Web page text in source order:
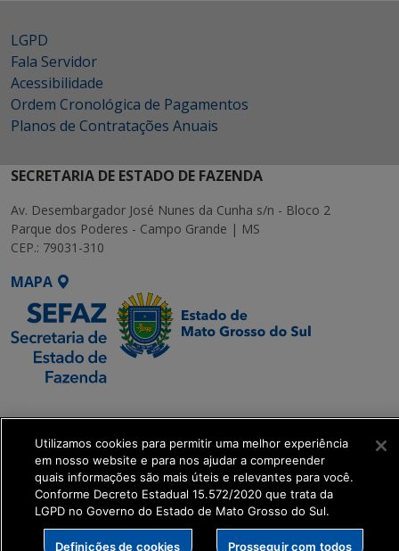
LGPD
Fala Servidor
Acessibilidade
Ordem Cronológica de Pagamentos
Planos de Contratações Anuais
SECRETARIA DE ESTADO DE FAZENDA
Av. Desembargador José Nunes da Cunha s/n - Bloco 2
Parque dos Poderes - Campo Grande | MS
CEP.: 79031-310
MAPA
Transformação Digital
get_footer();
Utilizamos cookies para permitir uma melhor experiência
em nosso website e para nos ajudar a compreender
quais informações são mais úteis e relevantes para você.
Conforme Decreto Estadual 15.572/2020 que trata da
LGPD no Governo do Estado de Mato Grosso do Sul.
Definições de cookies Prosseguir com todos